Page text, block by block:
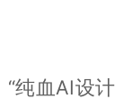
纯血AI设计